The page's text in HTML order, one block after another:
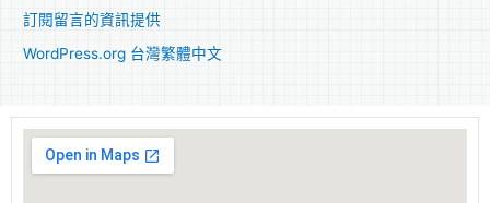
訂閱留言的資訊提供
WordPress.org 台灣繁體中文